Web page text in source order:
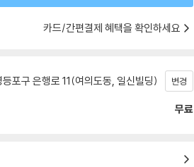
카드/간편결제 혜택을 확인하세요
포구 은행로 11(여의도동, 일신빌딩) 변경
무료